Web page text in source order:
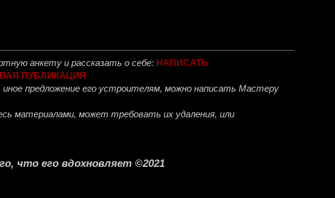
анкету и рассказать о себе: НАПИСАТЬ
ПУБЛИКАЦИЯ
иное предложение его устроителям, можно написать Мастеру
материалами, может требовать их удаления, или
что его вдохновляет ©2021